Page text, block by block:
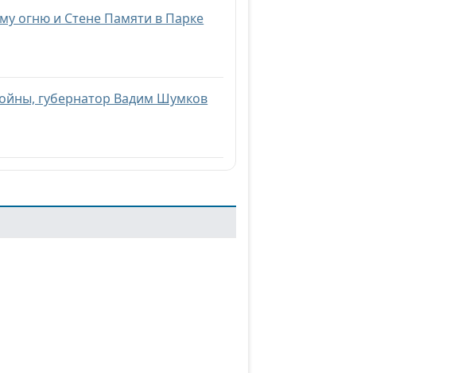
огню и Стене Памяти в Парке
губернатор Вадим Шумков